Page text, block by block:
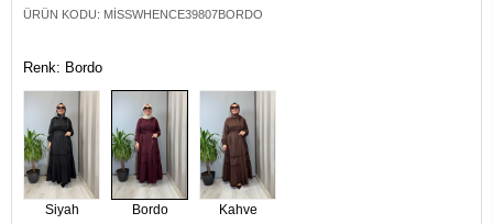
ÜRÜN KODU: MISSWHENCE39807BORDO
Renk: Bordo
Siyah Bordo Kahve